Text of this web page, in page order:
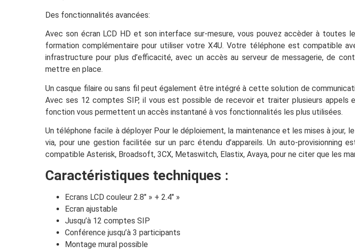
Des fonctionnalités avancées:
Avec son écran LCD HD et son interface sur-mesure, vous pouvez accèder à toutes
formation complémentaire pour utiliser votre X4U. Votre téléphone est compatible
infrastructure pour plus d’efficacité, avec un accès au serveur de messagerie, de
mettre en place.
Un casque filaire ou sans fil peut également être intégré à cette solution de
Avec ses 12 comptes SIP, il vous est possible de recevoir et traiter plusieurs
fonction vous permettent un accès instantané à vos fonctionnalités les plus utilisées.
Un téléphone facile à déployer Pour le déploiement, la maintenance et les mises à
via, pour une gestion facilitée sur un parc étendu d’appareils. Un auto-
compatible Asterisk, Broadsoft, 3CX, Metaswitch, Elastix, Avaya, pour ne citer que les
Caractéristiques techniques :
Ecrans LCD couleur 2.8″ » + 2.4″ »
Ecran ajustable
Jusqu’à 12 comptes SIP
Conférence jusqu’à 3 participants
Montage mural possible